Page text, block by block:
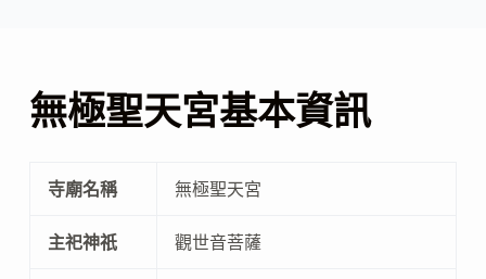
無極聖天宮基本資訊
寺廟名稱 無極聖天宮
主祀神祇 觀世音菩薩